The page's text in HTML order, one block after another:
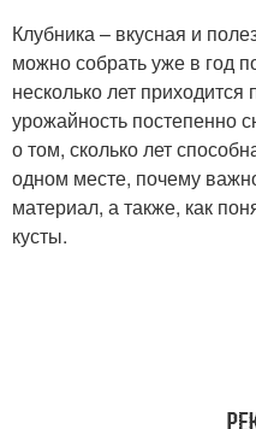
Клубника – вкусная и
можно собрать уже в год
несколько лет
урожайность постепенно
о том, сколько лет
одном месте, почему
материал, а также, как
кусты.